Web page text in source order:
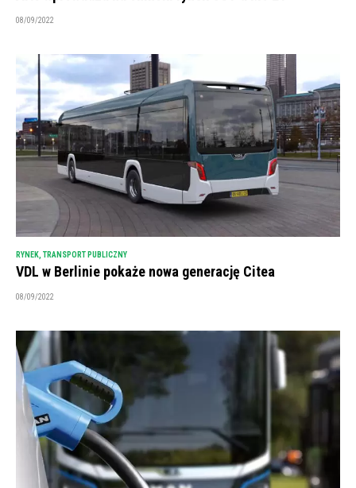
08/09/2022
RYNEK TRANSPORT PUBLICZNY
VDL w Berlinie pokaże nowa generację Citea
08/09/2022